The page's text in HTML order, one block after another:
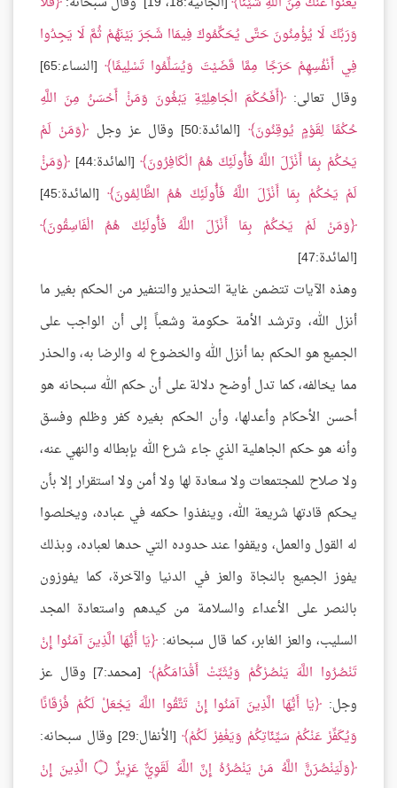
وَرَبِّكَ لَا يُؤْمِنُونَ حَتَّى يُحَكِّمُوكَ فِيمَاا شَجَرَ بَيْنَهُمْ ثُمَّ لَا يَجِدُوا
فِي أَنْفُسِهِمْ حَرَجًا مِمَّا قَضَيْتَ وَيُسَلِّمُوا تَسْلِيمًا
[النساء:65]
وقال تعالى:
أَفَحُكْمَ الْجَاهِلِيَّةِ يَبْغُونَ وَمَنْْ أَحْسَنُ مِنَ اللَّهِ
حُكْمًا لِقَوْمٍ يُوقِنُونَ
[المائدة:50] وقال عز وجل
وَمَنْ لَمْ
يَحْكُمْ بِمَا أَنْزَلَ اللَّهُ فَأُولَئِكَ هُمُ الْكَافِرُونَ [المائدة:44]
وَمَنْْ
لَمْ يَحْكُمْ بِمَا أَنْزَلَ اللَّهُ فَأُولَئِكَ هُمُ الظَّالِمُونَ
[المائدة:45]
وَمَنْ لَمْ يَحْكُمْ بِمَا أَنْزَلَ اللَّهُ فَأُولَئِكَ هُمُ الْفَاسِقُونَ
[المائدة:47]
وهذه الآيات تتضمن غاية التحذير والتنفير من الحكم بغير ما
أنزل الله، وترشد الأمة حكومة وشعباً إلى أن الواجب على
الجميع هو الحكم بما أنزل الله والخضوع له والرضا به، والحذر
مما يخالفه، كما تدل أوضح دلالة على أن حكم الله سبحانه هو
أحسن الأحكام وأعدلها، وأن الحكم بغيره كفر وظلم وفسق
وأنه هو حكم الجاهلية الذي جاء شرع الله بإبطاله والنهي عنه،
ولا صلاح للمجتمعات ولا سعادة لها ولا أمن ولا استقرار إلا بأن
يحكم قادتها شريعة الله، وينفذوا حكمه في عباده، ويخلصوا
له القول والعمل، ويقفوا عند حدوده التي حدها لعباده، وبذلك
يفوز الجميع بالنجاة والعز في الدنيا والآخرة، كما يفوزون
بالنصر على الأعداء والسلامة من كيدهم واستعادة المجد
السليب، والعز الغابر، كما قال سبحانه: يَا أَيُّهَا الَّذِينَ آمَنُوا إِنْ
تَنْصُرُوا اللَّهَ يَنْصُرْكُمْ وَيُثَبِّتْ أَقْدَامَكُمْ
[محمد:7] وقال عز
وجل:
يَا أَيُّهَا الَّذِينَ آمَنُوا إِنْ تَتَّقُوا اللَّهَ يَجْعَلْ لَكُمْ فُرْقَانًا
وَيُكَفِّرْ عَنْكُمْ سَيِّئَاتِكُمْ وَيَغْفِرْ لَكُمْ [الأنفال:29] وقال سبحانه:
وَلَيَنْصُرَنََّ اللَّهُ مَنْ يَنْصُرُهُ إِنَّ اللَّهَ لَقَوِيٌّ عَزِيزٌ ۝ الَّذِينَ إِنْ